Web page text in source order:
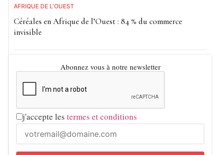
AFRIQUE DE L'OUEST
Céréales en Afrique de l’Ouest : 84 % du commerce
invisible
Abonnez vous à notre newsletter
j'accepte les termes et conditions